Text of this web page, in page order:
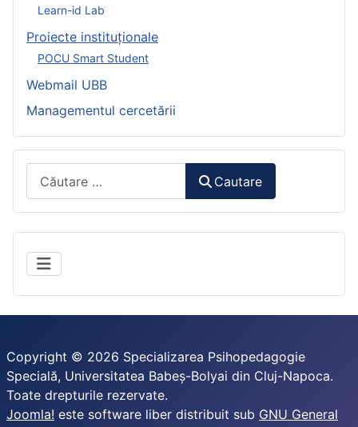
Learn-id Lab
Proiecte instituționale
POCU Smart Student
Webmail UBB
Managementul cercetării
Cautare
Copyright © 2026 Specializarea Psihopedagogie
Specială, Universitatea Babeș-Bolyai din Cluj-Napoca.
Toate drepturile rezervate.
Joomla! este software liber distribuit sub GNU General